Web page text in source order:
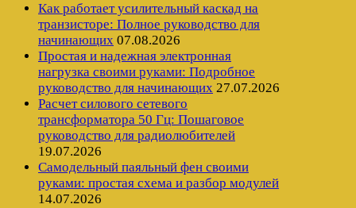
Как работает усилительный каскад на
транзисторе: Полное руководство для
начинающих 07.08.2026
Простая и надежная электронная
нагрузка своими руками: Подробное
руководство для начинающих 27.07.2026
Расчет силового сетевого
трансформатора 50 Гц: Пошаговое
руководство для радиолюбителей
19.07.2026
Самодельный паяльный фен своими
руками: простая схема и разбор модулей
14.07.2026